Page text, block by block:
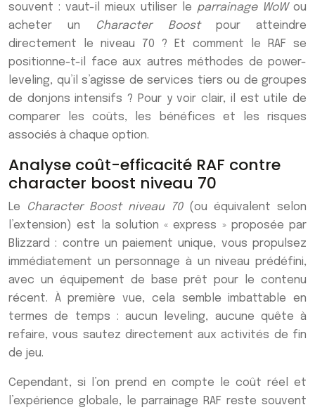
souvent : vaut-il mieux utiliser le parrainage WoWou
acheter un Character Boostpour atteindre
directement le niveau 70 ? Et comment le RAF se
positionne-t-il face aux autres méthodes de power-
leveling, qu’il s’agisse de services tiers ou de groupes
de donjons intensifs ? Pour y voir clair, il est utile de
comparer les coûts, les bénéfices et les risques
associés à chaque option.
Analyse coût-efficacité RAF contre
character boost niveau 70
Le Character Boost niveau 70(ou équivalent selon
l’extension) est la solution « express » proposée par
Blizzard : contre un paiement unique, vous propulsez
immédiatement un personnage à un niveau prédéfini,
avec un équipement de base prêt pour le contenu
récent. À première vue, cela semble imbattable en
termes de temps : aucun leveling, aucune quête à
refaire, vous sautez directement aux activités de fin
de jeu.
Cependant, si l’on prend en compte le coût réel et
l’expérience globale, le parrainage RAF reste souvent